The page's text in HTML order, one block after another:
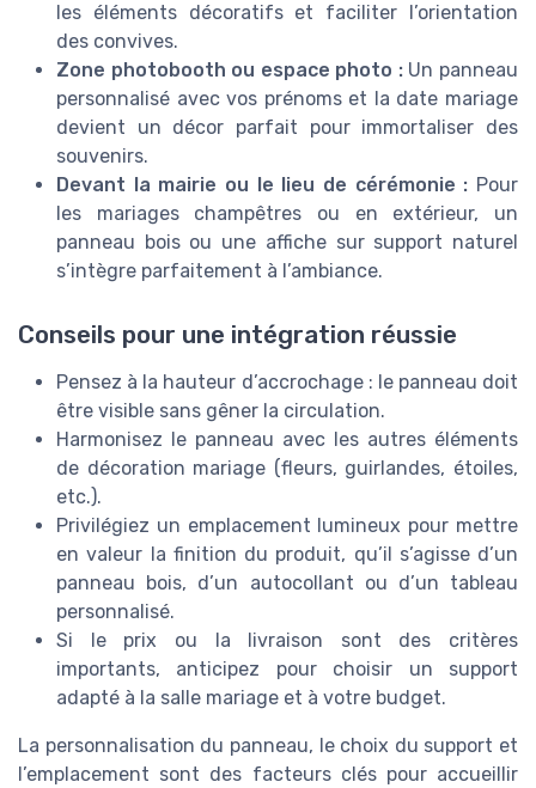
les éléments décoratifs et faciliter l’orientation
des convives.
Zone photobooth ou espace photo :Un panneau
personnalisé avec vos prénoms et la date mariage
devient un décor parfait pour immortaliser des
souvenirs.
Devant la mairie ou le lieu de cérémonie : Pour
les mariages champêtres ou en extérieur, un
panneau bois ou une affiche sur support naturel
s’intègre parfaitement à l’ambiance.
Conseils pour une intégration réussie
Pensez à la hauteur d’accrochage : le panneau doit
être visible sans gêner la circulation.
Harmonisez le panneau avec les autres éléments
de décoration mariage (fleurs, guirlandes, étoiles,
etc.).
Privilégiez un emplacement lumineux pour mettre
en valeur la finition du produit, qu’il s’agisse d’un
panneau bois, d’un autocollant ou d’un tableau
personnalisé.
Si le prix ou la livraison sont des critères
importants, anticipez pour choisir un support
adapté à la salle mariage et à votre budget.
La personnalisation du panneau, le choix du support et
l’emplacement sont des facteurs clés pour accueillir